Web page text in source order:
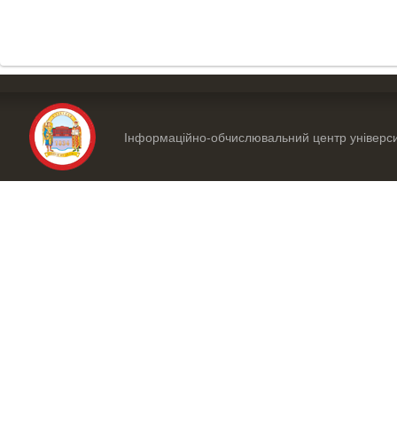
Інформаційно-обчислювальний центр